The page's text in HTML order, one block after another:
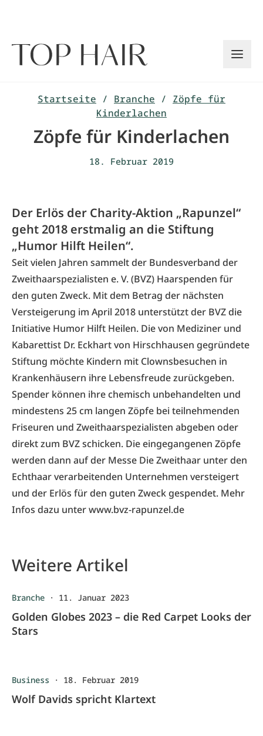
Startseite / Branche / Zöpfe für
Kinderlachen
Zöpfe für Kinderlachen
18. Februar 2019
Der Erlös der Charity-Aktion „Rapunzel“
geht 2018 erstmalig an die Stiftung
„Humor Hilft Heilen“.
Seit vielen Jahren sammelt der Bundesverband der
Zweithaarspezialisten e. V. (BVZ) Haarspenden für
den guten Zweck. Mit dem Betrag der nächsten
Versteigerung im April 2018 unterstützt der BVZ die
Initiative Humor Hilft Heilen. Die von Mediziner und
Kabarettist Dr. Eckhart von Hirschhausen gegründete
Stiftung möchte Kindern mit Clownsbesuchen in
Krankenhäusern ihre Lebensfreude zurückgeben.
Spender können ihre chemisch unbehandelten und
mindestens 25 cm langen Zöpfe bei teilnehmenden
Friseuren und Zweithaarspezialisten abgeben oder
direkt zum BVZ schicken. Die eingegangenen Zöpfe
werden dann auf der Messe Die Zweithaar unter den
Echthaar verarbeitenden Unternehmen versteigert
und der Erlös für den guten Zweck gespendet. Mehr
Infos dazu unterwww.bvz-rapunzel.de
Weitere Artikel
Branche · 11. Januar 2023
Golden Globes 2023 – die Red Carpet Looks der
Stars
Business · 18. Februar 2019
Wolf Davids spricht Klartext